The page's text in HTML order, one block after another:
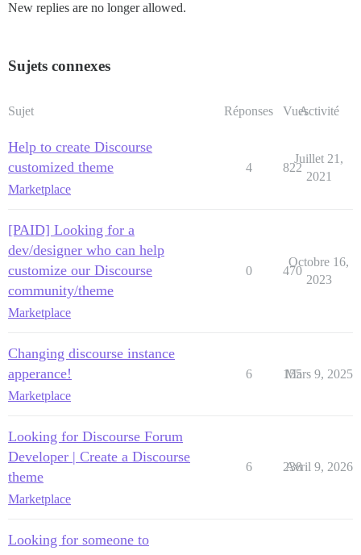
New replies are no longer allowed.
Sujets connexes
Sujet Réponses VuesActivité
Help to create Discourse
customized theme
Marketplace
4 822
Juillet 21,
2021
[PAID] Looking for a
dev/designer who can help
customize our Discourse
community/theme
Marketplace
0 470
Octobre 16,
2023
Changing discourse instance
apperance!
Marketplace
6 155
Mars 9, 2025
Looking for Discourse Forum
Developer | Create a Discourse
theme
Marketplace
6 238
Avril 9, 2026
Looking for someone to